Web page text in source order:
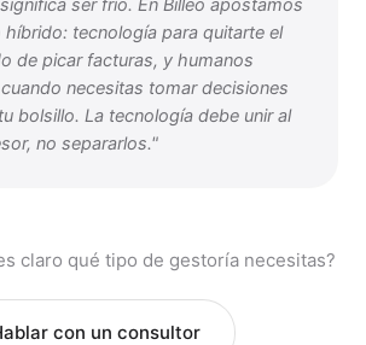
tecnología para quitarte el
de picar facturas, y humanos
necesitas tomar decisiones
bolsillo. La tecnología debe unir al
no separarlos."
claro qué tipo de gestoría necesitas?
con un consultor